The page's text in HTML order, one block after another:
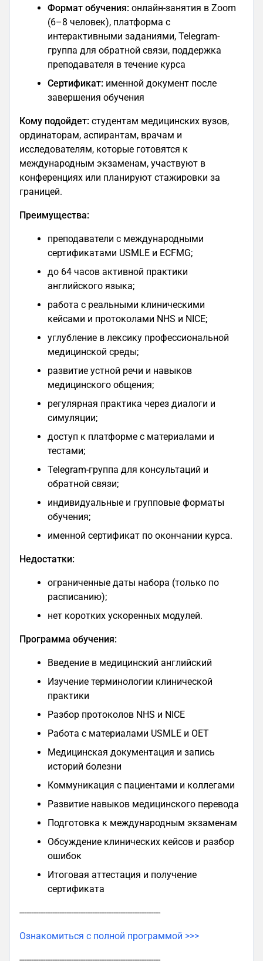
Формат обучения: онлайн-занятия в Zoom
(6–8 человек), платформа с
интерактивными заданиями, Telegram-
группа для обратной связи, поддержка
преподавателя в течение курса
Сертификат: именной документ после
завершения обучения
Кому подойдет: студентам медицинских вузов,
ординаторам, аспирантам, врачам и
исследователям, которые готовятся к
международным экзаменам, участвуют в
конференциях или планируют стажировки за
границей.
Преимущества:
преподаватели с международными
сертификатами USMLE и ECFMG;
до 64 часов активной практики
английского языка;
работа с реальными клиническими
кейсами и протоколами NHS и NICE;
углубление в лексику профессиональной
медицинской среды;
развитие устной речи и навыков
медицинского общения;
регулярная практика через диалоги и
симуляции;
доступ к платформе с материалами и
тестами;
Telegram-группа для консультаций и
обратной связи;
индивидуальные и групповые форматы
обучения;
именной сертификат по окончании курса.
Недостатки:
ограниченные даты набора (только по
расписанию);
нет коротких ускоренных модулей.
Программа обучения:
Введение в медицинский английский
Изучение терминологии клинической
практики
Разбор протоколов NHS и NICE
Работа с материалами USMLE и OET
Медицинская документация и запись
историй болезни
Коммуникация с пациентами и коллегами
Развитие навыков медицинского перевода
Подготовка к международным экзаменам
Обсуждение клинических кейсов и разбор
ошибок
Итоговая аттестация и получение
сертификата
------------------------------------------------------------
Ознакомиться с полной программой >>>